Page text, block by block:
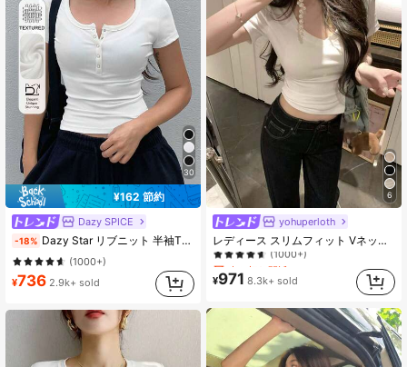
30
¥162 節約
Dazy SPICE
-18% Dazy Star リブニット 半袖Tシャツ 無地、ウィメンズクロップトップス
(1000+)
¥736 2.9k+ sold
6
yohuperloth
レディース スリムフィット Vネック 半袖 クロップド Tシャツ、夏カジュアル ホワイト
売り切れ間近！
(1000+)
売り切れ間近！
(1000+)
売り切れ間近！
(1000+)
(1000+)
¥971 8.3k+ sold